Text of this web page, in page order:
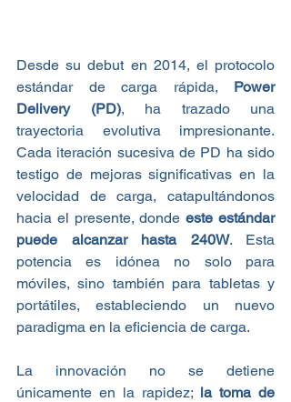
Desde su debut en 2014, el protocolo
estándar de carga rápida, Power
Delivery (PD), ha trazado una
trayectoria evolutiva impresionante.
Cada iteración sucesiva de PD ha sido
testigo de mejoras significativas en la
velocidad de carga, catapultándonos
hacia el presente, donde este estándar
puede alcanzar hasta 240W. Esta
potencia es idónea no solo para
móviles, sino también para tabletas y
portátiles, estableciendo un nuevo
paradigma en la eficiencia de carga.
La innovación no se detiene
únicamente en la rapidez; la toma de